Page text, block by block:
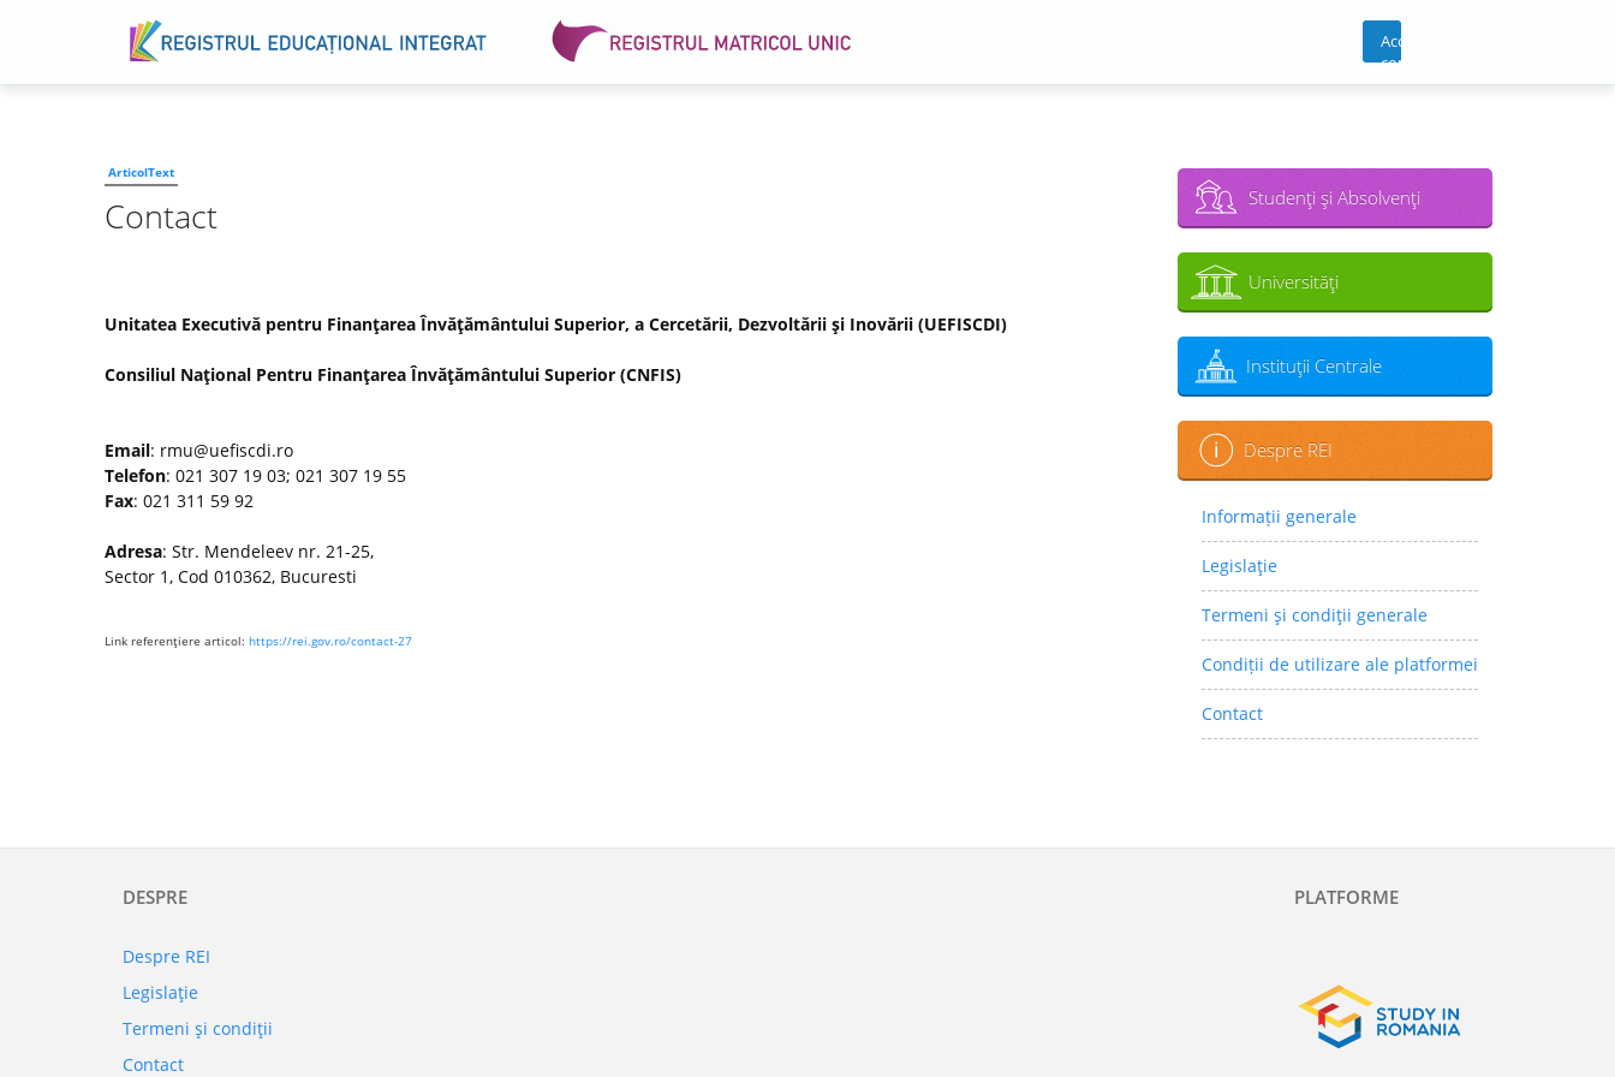
Acces
cont
ArticolText
Contact
Unitatea Executivă pentru Finanţarea Învăţământului Superior, a Cercetării, Dezvoltării şi Inovării (UEFISCDI)
Consiliul Naţional Pentru Finanţarea Învăţământului Superior (CNFIS)
Email: rmu@uefiscdi.ro
Telefon: 021 307 19 03; 021 307 19 55
Fax: 021 311 59 92
Adresa: Str. Mendeleev nr. 21-25,
Sector 1, Cod 010362, Bucuresti
Link referenţiere articol: https://rei.gov.ro/contact-27
Studenţi şi Absolvenţi
Universităţi
Instituţii Centrale
Despre REI
Informații generale
Legislaţie
Termeni şi condiţii generale
Condiții de utilizare ale platformei
Contact
DESPRE
Despre REI
Legislaţie
Termeni şi condiţii
Contact
PLATFORME